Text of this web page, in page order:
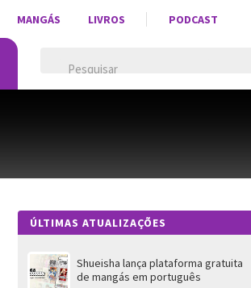
MANGÁS LIVROS PODCAST
ÚLTIMAS ATUALIZAÇÕES
Shueisha lança plataforma gratuita
de mangás em português